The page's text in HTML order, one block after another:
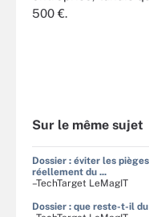
500 €.
Sur le même sujet
Dossier : éviter les
réellement du ...
–TechTarget LeMagIT
Dossier : que reste-t-il